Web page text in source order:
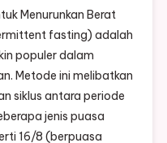
Puasa
Berat
Menurunkan Berat
fasting) adalah
populer dalam
Metode ini melibatkan
siklus antara periode
jenis puasa
16/8 (berpuasa